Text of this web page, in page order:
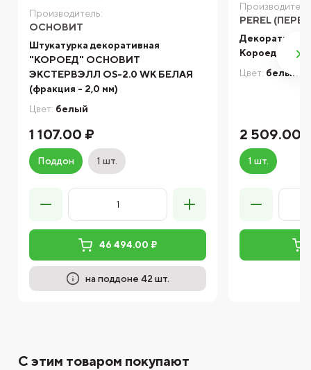
Производитель:
ОСНОВИТ
Штукатурка декоративная
"КОРОЕД" ОСНОВИТ
ЭКСТЕРВЭЛЛ OS-2.0 WK БЕЛАЯ
(фракция - 2,0 мм)
Цвет: белый
1 107.00 ₽
Поддон 1 шт.
46 494.00 ₽
на поддоне 42 шт.
PEREL
Короед Perel
Цвет: белый
2 509.00
1 шт.
С этим товаром покупают